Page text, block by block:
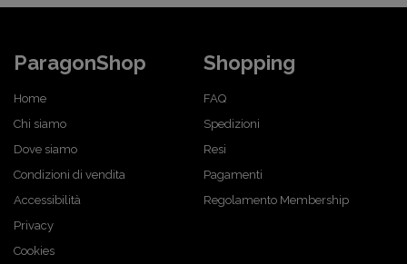
ParagonShop
Home
Chi siamo
Dove siamo
Condizioni di vendita
Accessibilità
Privacy
Cookies
Shopping
FAQ
Spedizioni
Resi
Pagamenti
Regolamento Membership